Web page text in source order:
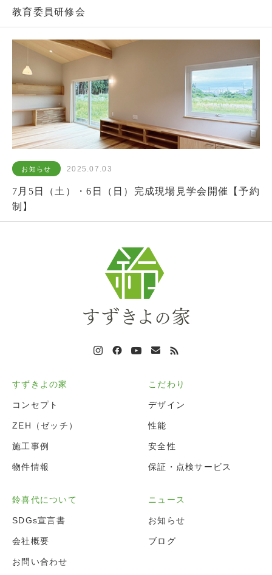
教育委員研修会
お知らせ 2025.07.03
7月5日（土）・6日（日）完成現場見学会開催【予約
制】
すずきよの家
コンセプト
ZEH（ゼッチ）
施工事例
物件情報
こだわり
デザイン
性能
安全性
保証・点検サービス
鈴喜代について
SDGs宣言書
会社概要
お問い合わせ
ニュース
お知らせ
ブログ